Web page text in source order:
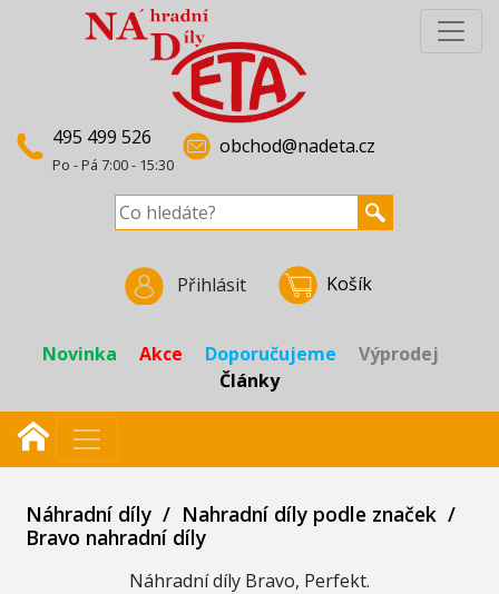
495 499 526
Po - Pá 7:00 - 15:30
obchod@nadeta.cz
Přihlásit Košík
Novinka Akce Doporučujeme
Výprodej
Články
Náhradní díly / Nahradní díly podle značek /
Bravo nahradní díly
Náhradní díly Bravo, Perfekt.